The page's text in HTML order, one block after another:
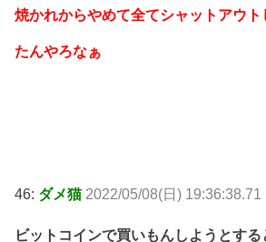
焼かれからやめて全てシャットアウ
たんやろなぁ
46: ダメ猫 2022/05/08(日) 19:36:38.71
ビットコインで買いもんしようとす